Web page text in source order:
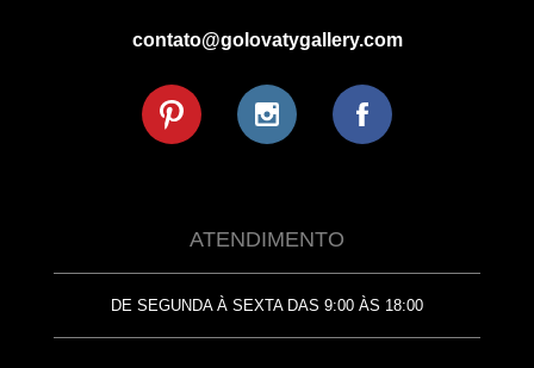
contato@golovatygallery.com
ATENDIMENTO
DE SEGUNDA À SEXTA DAS 9:00 ÀS 18:00